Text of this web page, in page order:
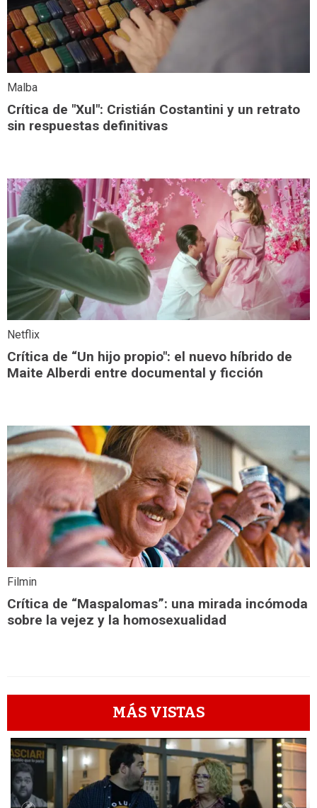
Malba
Crítica de "Xul": Cristián Costantini y un retrato
sin respuestas definitivas
Netflix
Crítica de “Un hijo propio": el nuevo híbrido de
Maite Alberdi entre documental y ficción
Filmin
Crítica de “Maspalomas”: una mirada incómoda
sobre la vejez y la homosexualidad
MÁS VISTAS
1